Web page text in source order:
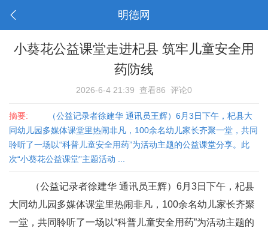
明德网
小葵花公益课堂走进杞县 筑牢儿童安全用
药防线
2026-6-4 21:39 查看86 评论0
摘要:
（公益记录者徐建华 通讯员王辉）6月3日下午，杞县大
同幼儿园多媒体课堂里热闹非凡，100余名幼儿家长齐聚一堂，共同
聆听了一场以“科普儿童安全用药”为活动主题的公益课堂分享。此
次“小葵花公益课堂”主题活动 ...
（公益记录者徐建华 通讯员王辉）6月3日下午，杞县
大同幼儿园多媒体课堂里热闹非凡，100余名幼儿家长齐聚
一堂，共同聆听了一场以“科普儿童安全用药”为活动主题的